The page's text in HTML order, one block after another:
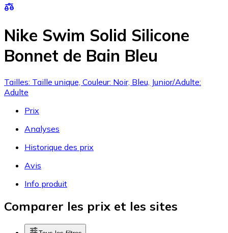
Nike Swim Solid Silicone
Bonnet de Bain Bleu
Tailles: Taille unique, Couleur: Noir, Bleu, Junior/Adulte:
Adulte
Prix
Analyses
Historique des prix
Avis
Info produit
Comparer les prix et les sites